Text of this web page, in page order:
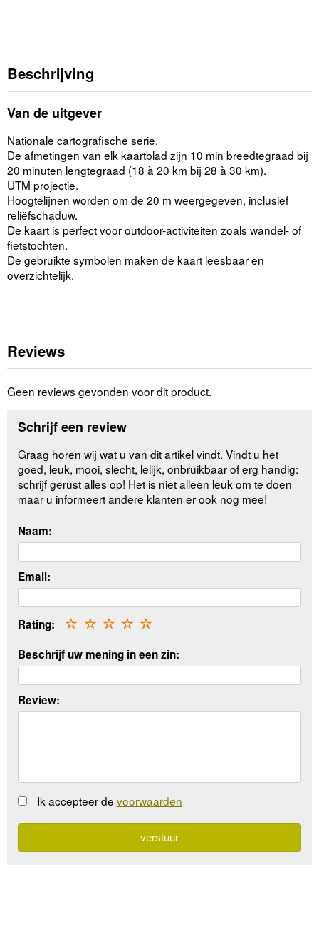
Beschrijving
Van de uitgever
Nationale cartografische serie.
De afmetingen van elk kaartblad zijn 10 min breedtegraad bij
20 minuten lengtegraad (18 à 20 km bij 28 à 30 km).
UTM projectie.
Hoogtelijnen worden om de 20 m weergegeven, inclusief
reliëfschaduw.
De kaart is perfect voor outdoor-activiteiten zoals wandel- of
fietstochten.
De gebruikte symbolen maken de kaart leesbaar en
overzichtelijk.
Reviews
Geen reviews gevonden voor dit product.
Schrijf een review
Graag horen wij wat u van dit artikel vindt. Vindt u het
goed, leuk, mooi, slecht, lelijk, onbruikbaar of erg handig:
schrijf gerust alles op! Het is niet alleen leuk om te doen
maar u informeert andere klanten er ook nog mee!
Naam:
Email:
Rating: ☆
☆
☆
☆
☆
Beschrijf uw mening in een zin:
Review:
Ik accepteer de voorwaarden